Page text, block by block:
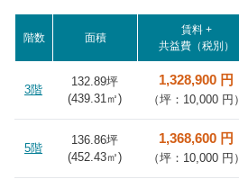
階数 面積
賃料 +
共益費（税別）
3階
132.89坪
(439.31㎡)
1,328,900 円
（坪：10,000 円）
5階
136.86坪
(452.43㎡)
1,368,600 円
（坪：10,000 円）